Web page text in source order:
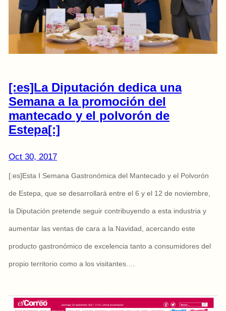
[:es]La Diputación dedica una
Semana a la promoción del
mantecado y el polvorón de
Estepa[:]
Oct 30, 2017
[:es]Esta I Semana Gastronómica del Mantecado y el Polvorón
de Estepa, que se desarrollará entre el 6 y el 12 de noviembre,
la Diputación pretende seguir contribuyendo a esta industria y
aumentar las ventas de cara a la Navidad, acercando este
producto gastronómico de excelencia tanto a consumidores del
propio territorio como a los visitantes.…